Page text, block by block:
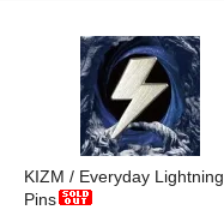
KIZM / Everyday Lightning
Pins